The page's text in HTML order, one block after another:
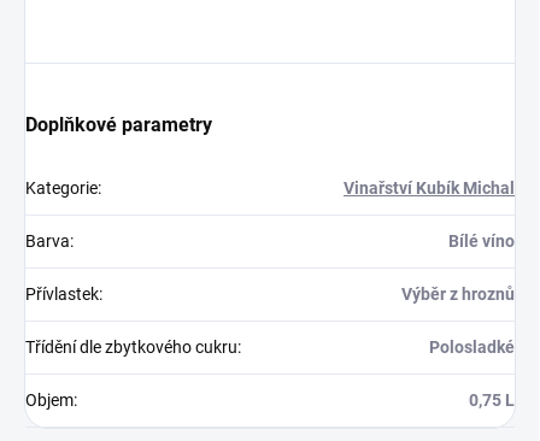
Doplňkové parametry
Kategorie: Vinařství Kubík Michal
Barva: Bílé víno
Přívlastek: Výběr z hroznů
Třídění dle zbytkového cukru: Polosladké
Objem: 0,75 L